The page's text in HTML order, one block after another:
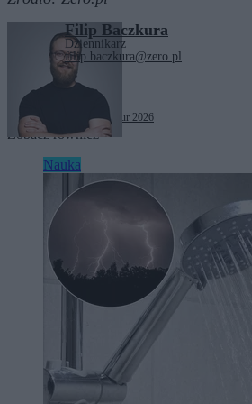
Filip Baczkura
Dziennikarz
filip.baczkura@zero.pl
Tagi:sondaże wyniki matur 2026
Zobacz również
Nauka